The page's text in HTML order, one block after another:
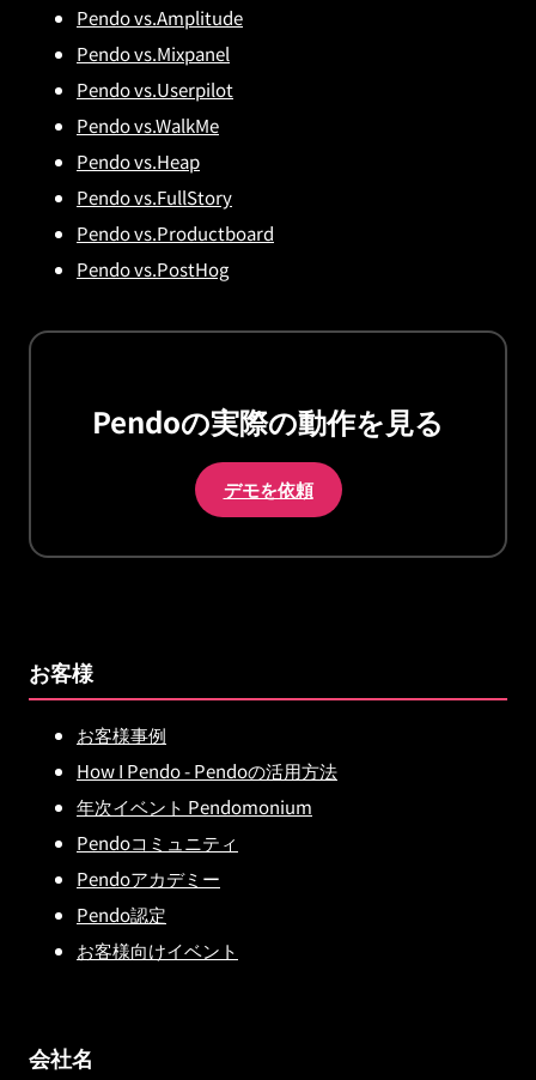
Pendo vs.Amplitude
Pendo vs.Mixpanel
Pendo vs.Userpilot
Pendo vs.WalkMe
Pendo vs.Heap
Pendo vs.FullStory
Pendo vs.Productboard
Pendo vs.PostHog
Pendoの実際の動作を見る
デモを依頼
お客様
お客様事例
How I Pendo - Pendoの活用方法
年次イベント Pendomonium
Pendoコミュニティ
Pendoアカデミー
Pendo認定
お客様向けイベント
会社名